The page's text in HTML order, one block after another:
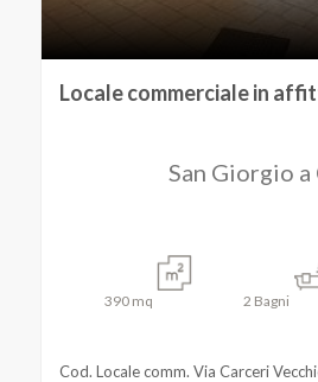
San Giorgio a
390mq 2 Bagni
Cod. Locale comm. Via Carceri